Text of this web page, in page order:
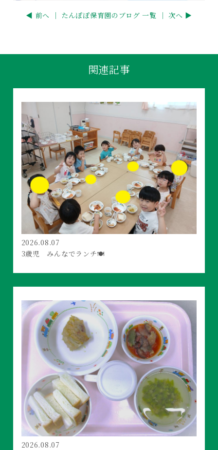
◀ 前へ ｜ たんぽぽ保育園のブログ 一覧 ｜ 次へ ▶
関連記事
2026.08.07
3歳児 みんなでランチ🍽️
2026.08.07